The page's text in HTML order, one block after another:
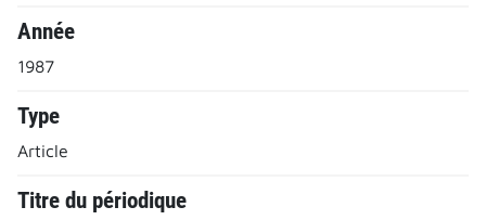
Année
1987
Type
Article
Titre du périodique